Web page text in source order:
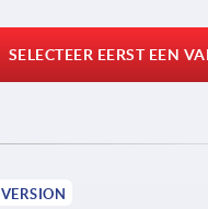
SELECTEER EERST EEN
VERSION